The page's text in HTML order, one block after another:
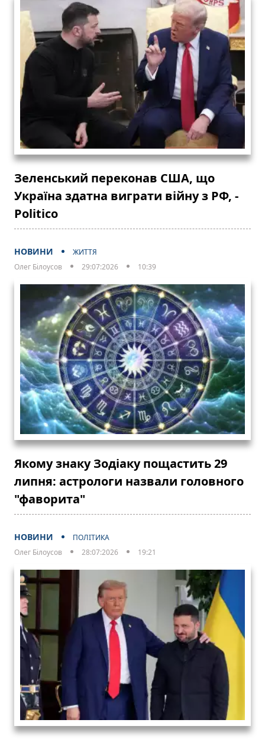
Зеленський переконав США, що
Україна здатна виграти війну з РФ, -
Politico
НОВИНИ
ЖИТТЯ
Олег Білоусов
29:07:2026 10:39
Якому знаку Зодіаку пощастить 29
липня: астрологи назвали головного
"фаворита"
НОВИНИ
ПОЛІТИКА
Олег Білоусов
28:07:2026 19:21